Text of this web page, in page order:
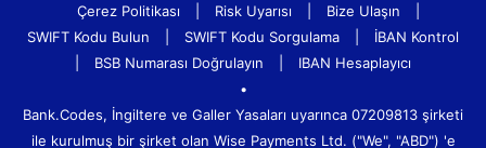
Çerez Politikası
Risk Uyarısı Bize Ulaşın
SWIFT Kodu Bulun
SWIFT Kodu Sorgulama
İBAN Kontrol
BSB Numarası Doğrulayın
IBAN Hesaplayıcı
•
Bank.Codes, İngiltere ve Galler Yasaları uyarınca 07209813 şirketi
ile kurulmuş bir şirket olan Wise Payments Ltd. ("We", "ABD") 'e